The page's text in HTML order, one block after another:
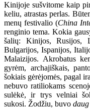
Kinijoje sušvitome kaip
keliu, atrastas perlas.
menų festivalio (China
renginio tema. Kokia
šalių: Kinijos, Rusijos,
Bulgarijos, Ispanijos,
Malaizijos. Akrobatus
gyrėm, archajiškais,
šokiais gėrėjomės, pagal
nebuvo ratiliokams
sulėkė, ir trys velniai
sukosi. Žodžiu, buvo